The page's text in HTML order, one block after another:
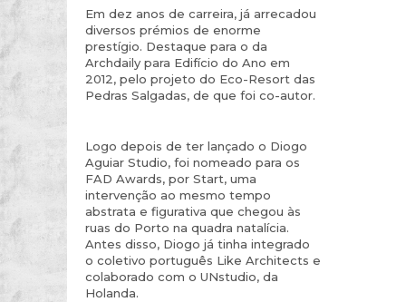
Em dez anos de carreira, já arrecadou
diversos prémios de enorme
prestígio. Destaque para o da
Archdaily para Edifício do Ano em
2012, pelo projeto do Eco-Resort das
Pedras Salgadas, de que foi co-autor.
Logo depois de ter lançado o Diogo
Aguiar Studio, foi nomeado para os
FAD Awards, por Start, uma
intervenção ao mesmo tempo
abstrata e figurativa que chegou às
ruas do Porto na quadra natalícia.
Antes disso, Diogo já tinha integrado
o coletivo português Like Architects e
colaborado com o UNstudio, da
Holanda.